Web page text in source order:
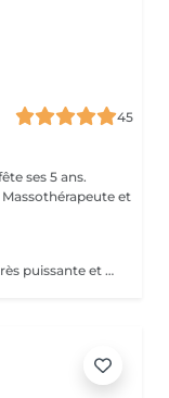
45
Le LaHoChi est une méthode énergétique très puissante et efficace par apposition des mains. Ce soin fait appel à des fréquences vibratoires élevées de Lumière et peut se pratiquer à distance sur les humains, animaux et plantes... Utilité du LaHoChi : Fatigue Perte d'énergie Trouble du sommeil Stress Anxiété, angoisse Choc émotionnel Mal être Dépression Burn out Mental saturé Peur Les bienfaits: * Ouvre les 21 centres d'énergie du corps et le système d'anatomie des méridiens. * Ouvre les blocages dans les corps subtils. * Ouvre et nettoie le système des chakras. * Améliore, comme l'acupuncture, notre corps éthérique qui peut alors guérir les déséquilibres * Dégage les blocages électriques dans l'énergie du corps, qui relie la mémoire cellulaire et le corps physique, afin que l'information puisse passer librement. * Introduit des vibrations de couleurs et de santé. Les soins énergétiques ne remplacent en rien un traitement médical ou et ne doivent en aucun cas engendrer l'arrêt d'un traitement médical en cours. Ce sont de bons compléments!